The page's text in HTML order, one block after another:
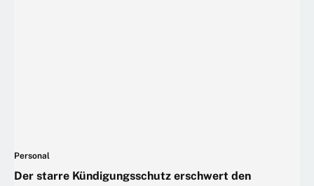
Personal
Der starre Kündigungsschutz erschwert den